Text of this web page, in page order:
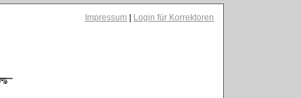
Impressum Login für Korrektoren